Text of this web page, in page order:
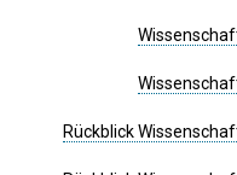
Rückblick